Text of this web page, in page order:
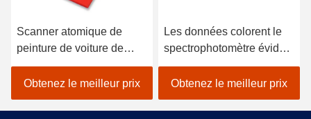
Scanner atomique de
peinture de voiture de
spectrophotomètre tenu
dans la main de
colorimètre de Lightweigh
Obtenez le meilleur prix
Les données colorent le
spectrophotomètre évident
pour le textile
colorimétrique dans le noir
Obtenez le meilleur prix